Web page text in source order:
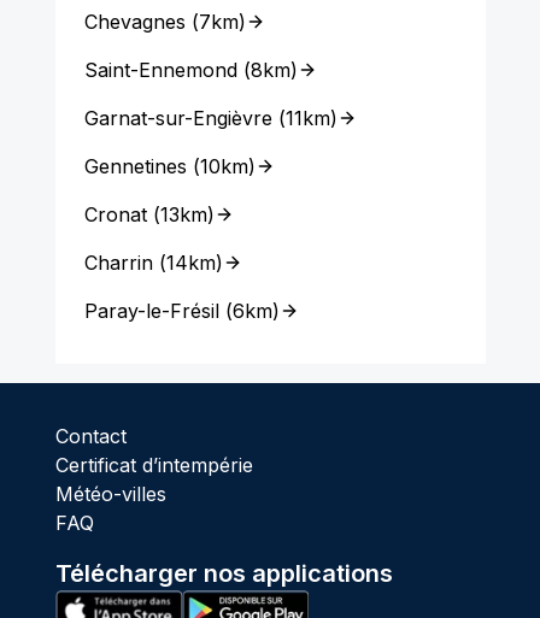
Chevagnes (7km)
Saint-Ennemond(8km)
Garnat-sur-Engièvre(11km)
Gennetines (10km)
Cronat(13km)
Charrin(14km)
Paray-le-Frésil(6km)
Contact
Certificat d’intempérie
Météo-villes
FAQ
Télécharger nos applications